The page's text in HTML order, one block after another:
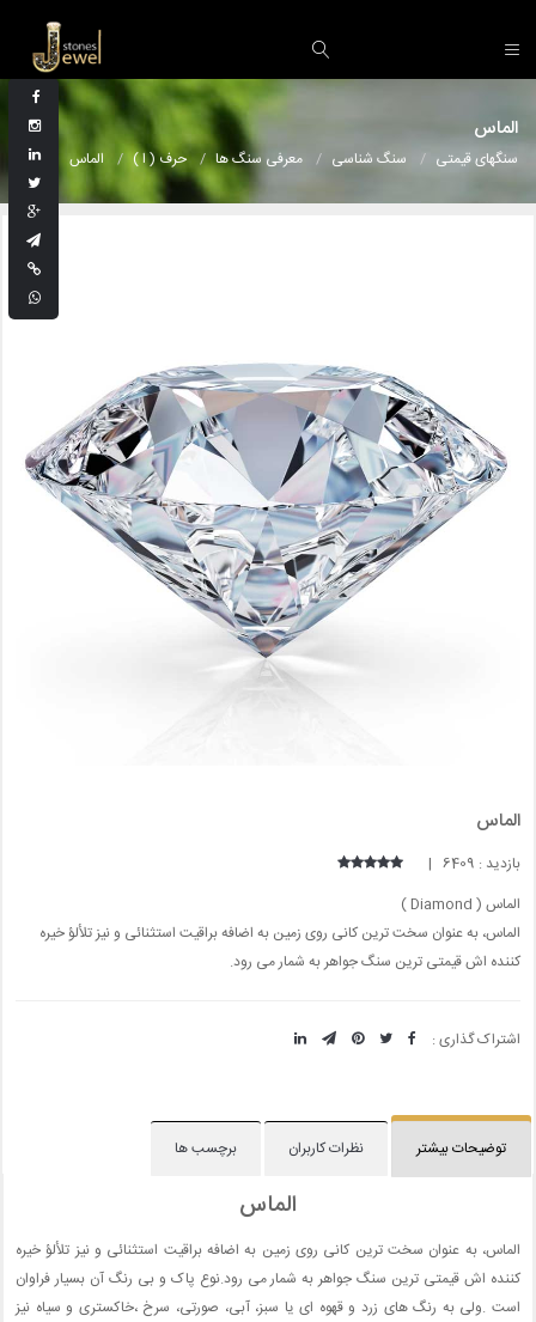
الماس
سنگهای قیمتی سنگ شناسی معرفی سنگ ها حرف ( ا ) الماس
الماس
بازدید : 6409 |
الماس ( Diamond )
الماس، به عنوان سخت ترین کانی روی زمین به اضافه براقیت استثنائی و نیز تلألؤ خیره
کننده اش قیمتی ترین سنگ جواهر به شمار می رود.
اشتراک گذاری :
توضیحات بیشتر نظرات کاربران برچسب ها
الماس
الماس، به عنوان سخت ترین کانی روی زمین به اضافه براقیت استثنائی و نیز تلألؤ خیره
کننده اش قیمتی ترین سنگ جواهر به شمار می رود.نوع پاک و بی رنگ آن بسیار فراوان
است .ولی به رنگ های زرد و قهوه ای یا سبز، آبی، صورتی، سرخ ،خاکستری و سیاه نیز